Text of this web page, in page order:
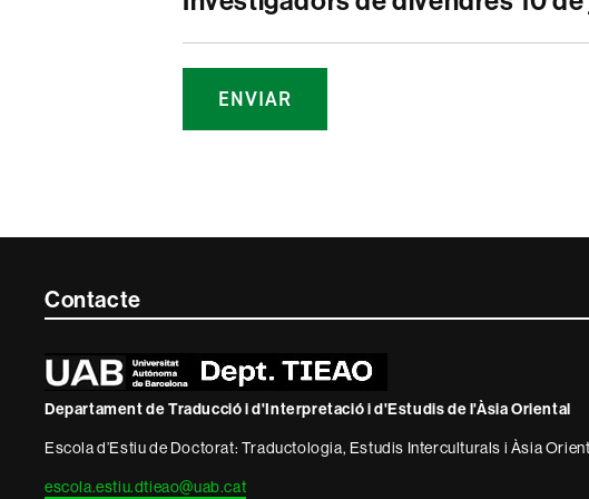
Contacte
informació
legal
Contacte
Departament de Traducció i d'Interpretació i d'Estudis de l'Àsia Oriental
Escola d’Estiu de Doctorat: Traductologia, Estudis Interculturals i Àsia
escola.estiu.dtieao@uab.cat